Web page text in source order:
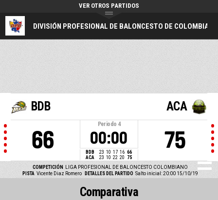
DIVISIÓN PROFESIONAL DE BALONCESTO DE COLOMBIA
VER OTROS PARTIDOS
BDB
66
Periodo 4
00:00
BDB 23 10 17 16 66
ACA
23 10 22 20 75
ACA
75
COMPETICIÓN
LIGA PROFESIONAL DE BALONCESTO COLOMBIANO
PISTA Vicente Diaz Romero DETALLES DEL PARTIDO Salto inicial: 20:00 15/10/19
Comparativa